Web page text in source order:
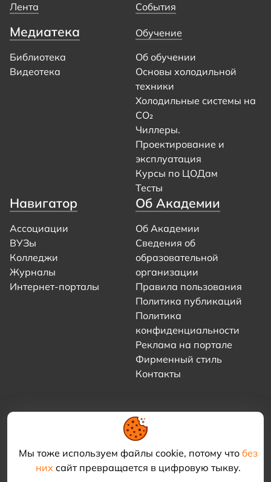
Мы тоже используем файлы cookie, потому что без
нихсайт превращается в цифровую тыкву.
Лента События
Медиатека
Библиотека
Видеотека
Обучение
Об обучении
Основы холодильной
техники
Холодильные системы на
CO₂
Чиллеры.
Проектирование и
эксплуатация
Курсы по ЦОДам
Тесты
Навигатор
Ассоциации
ВУЗы
Колледжи
Журналы
Интернет-порталы
Об Академии
Об Академии
Сведения об
образовательной
организации
Правила пользования
Политика публикаций
Политика
конфиденциальности
Реклама на портале
Фирменный стиль
Контакты